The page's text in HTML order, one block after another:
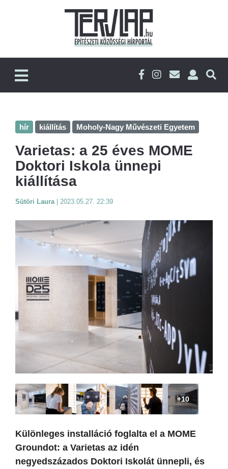
hír kiállítás Moholy-Nagy Művészeti Egyetem
Varietas: a 25 éves MOME
Doktori Iskola ünnepi
kiállítása
Sütöri Laura 2023.05.27. 22:39
+10
Különleges installáció foglalta el a MOME
Groundot: a Varietas az idén
negyedszázados Doktori Iskolát ünnepli, és